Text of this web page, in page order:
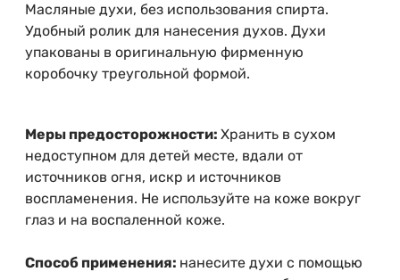
Масляные духи, без использования спирта.
Удобный ролик для нанесения духов. Духи
упакованы в оригинальную фирменную
коробочку треугольной формой.
Меры предосторожности: Хранить в сухом
недоступном для детей месте, вдали от
источников огня, искр и источников
воспламенения. Не используйте на коже вокруг
глаз и на воспаленной коже.
Способ применения: нанесите духи с помощью